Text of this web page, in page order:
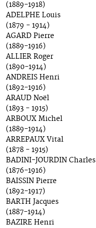
(1889-1918)
ADELPHE Louis
(1879 - 1914)
AGARD Pierre
(1889-1916)
ALLIER Roger
(1890-1914)
ANDREIS Henri
(1892-1916)
ARAUD Noël
(1893 - 1915)
ARBOUX Michel
(1889-1914)
ARREPAUX Vital
(1878 - 1915)
BADINI-JOURDIN Charles
(1876-1916)
BAISSIN Pierre
(1892-1917)
BARTH Jacques
(1887-1914)
BAZIRE Henri